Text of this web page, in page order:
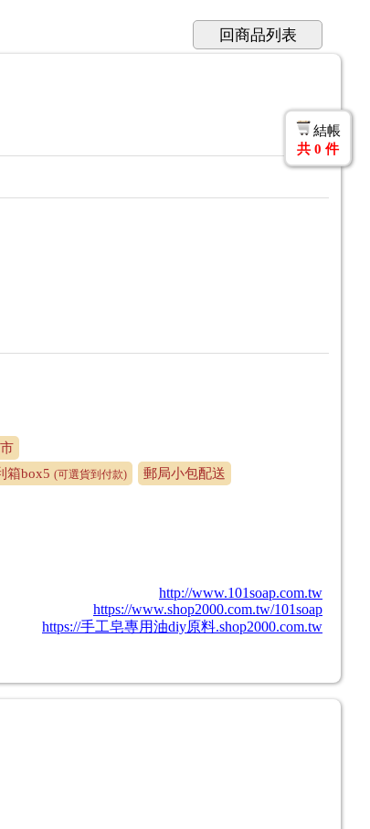
回商品列表
箱box5 (可選貨到付款)
郵局小包配送
http://www.101soap.com.tw
https://www.shop2000.com.tw/101soap
https://手工皂專用油diy原料.shop2000.com.tw
結帳
共 0 件